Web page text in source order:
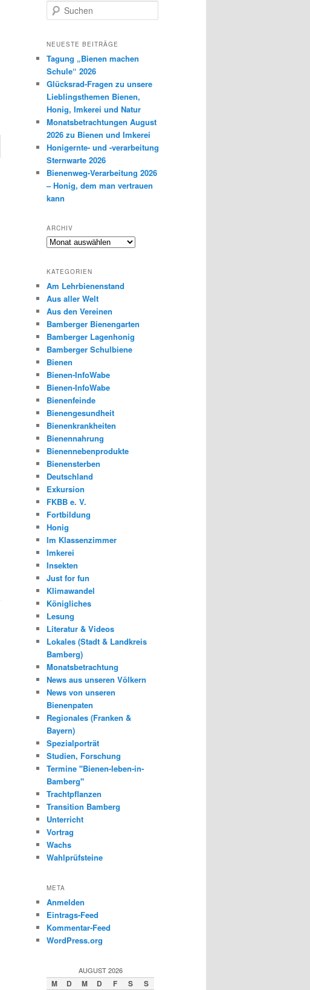
u
h
n
NEUESTE BEITRÄGE
Tagung „Bienen machen
Schule“ 2026
Glücksrad-Fragen zu unsere
Lieblingsthemen Bienen,
Honig, Imkerei und Natur
Monatsbetrachtungen August
2026 zu Bienen und Imkerei
Honigernte- und -verarbeitung
Sternwarte 2026
Bienenweg-Verarbeitung 2026
– Honig, dem man vertrauen
kann
ARCHIV
Archiv
KATEGORIEN
Am Lehrbienenstand
Aus aller Welt
Aus den Vereinen
Bamberger Bienengarten
Bamberger Lagenhonig
Bamberger Schulbiene
Bienen
Bienen-InfoWabe
Bienen-InfoWabe
Bienenfeinde
Bienengesundheit
Bienenkrankheiten
Bienennahrung
Bienennebenprodukte
Bienensterben
Deutschland
Exkursion
FKBB e. V.
Fortbildung
Honig
Im Klassenzimmer
Imkerei
Insekten
Just for fun
Klimawandel
Königliches
Lesung
Literatur & Videos
Lokales (Stadt & Landkreis
Bamberg)
Monatsbetrachtung
News aus unseren Völkern
News von unseren
Bienenpaten
Regionales (Franken &
Bayern)
Spezialporträt
Studien, Forschung
Termine "Bienen-leben-in-
Bamberg"
Trachtpflanzen
Transition Bamberg
Unterricht
Vortrag
Wachs
Wahlprüfsteine
META
Anmelden
Eintrags-Feed
Kommentar-Feed
WordPress.org
AUGUST 2026
M D M D F S
S